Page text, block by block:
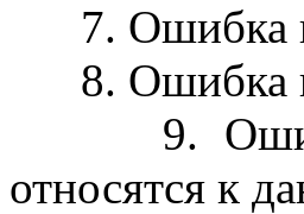
7. Ошибка
8. Ошибка
9. Ошибка
относятся к